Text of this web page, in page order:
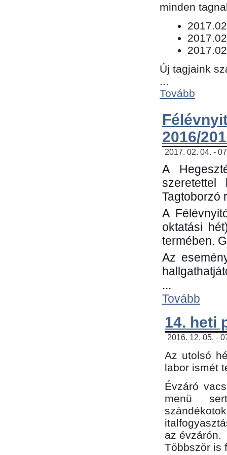
minden
Új tagjaink
...
Tovább
2016/
2017. 02. 04. -
A
Tagtoborzó
A
oktatási
termében.
Az
...
Tovább
14. heti
2016. 12. 05. -
Az utolsó
labor ismét
Évzáró
menü
az évzárón.
Többször is